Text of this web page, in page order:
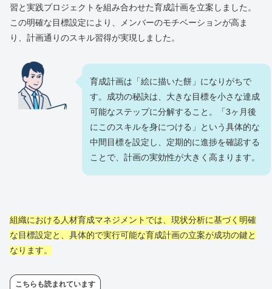
習と実践プロジェクトを組み合わせた育成計画を立案しました。
この明確な目標設定により、メンバーのモチベーションが高ま
り、計画通りのスキル習得が実現しました。
育成計画は「絵に描いた餅」になりがちで
す。成功の秘訣は、大きな目標を小さな達成
可能なステップに分解すること。「3ヶ月後
にこのスキルを身につける」という具体的な
中間目標を設定し、定期的に進捗を確認する
ことで、計画の実効性が大きく高まります。
組織における人材育成マネジメントでは、現状分析に基づく明確
な目標設定と、具体的で実行可能な育成計画の立案が成功の鍵と
なります。
こちらも読まれています